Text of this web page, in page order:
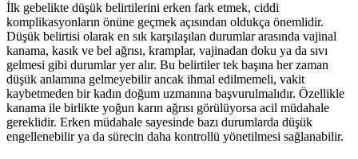
İlk gebelikte düşük belirtilerini erken fark etmek, ciddi
komplikasyonların önüne geçmek açısından oldukça önemlidir.
Düşük belirtisi olarak en sık karşılaşılan durumlar arasında vajinal
kanama, kasık ve bel ağrısı, kramplar, vajinadan doku ya da sıvı
gelmesi gibi durumlar yer alır. Bu belirtiler tek başına her zaman
düşük anlamına gelmeyebilir ancak ihmal edilmemeli, vakit
kaybetmeden bir kadın doğum uzmanına başvurulmalıdır. Özellikle
kanama ile birlikte yoğun karın ağrısı görülüyorsa acil müdahale
gereklidir. Erken müdahale sayesinde bazı durumlarda düşük
engellenebilir ya da sürecin daha kontrollü yönetilmesi sağlanabilir.